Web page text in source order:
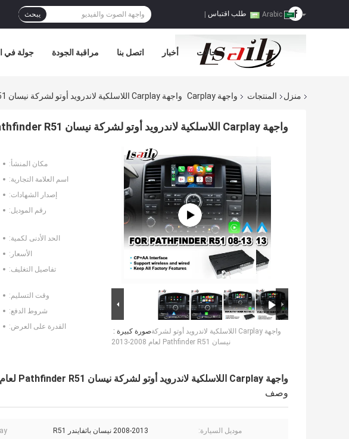
طلب اقتباس يبحث
جولة في مراقبة الجودة اتصل بنا أخبار حالات
منزل المنتجات واجهة Carplay واجهة Carplay اللاسلكية لاندرويد أوتو لشركة نيسان Pathfinder R51 لعام 2008-2013
واجهة Carplay اللاسلكية لاندرويد أوتو لشركة نيسان Pathfinder R51 لعام 2008-2013
صورة كبيرة :واجهة Carplay اللاسلكية لاندرويد أوتو لشركة
نيسان Pathfinder R51 لعام 2008-2013
مكان المنشأ:
اسم العلامة التجارية:
إصدار الشهادات:
رقم الموديل:
الحد الأدنى لكمية:
الأسعار:
تفاصيل التغليف:
وقت التسليم:
شروط الدفع:
القدرة على العرض:
واجهة Carplay اللاسلكية لاندرويد أوتو لشركة نيسان Pathfinder R51 لعام 2008-2013
وصف
موديل السيارة: 2008-2013 نيسان باثفايندر R51